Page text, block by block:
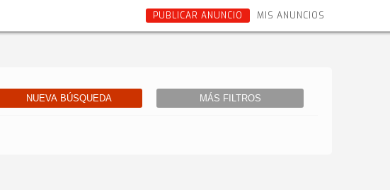
MIS ANUNCIOS
PUBLICAR ANUNCIO
NUEVA BÚSQUEDA MÁS FILTROS